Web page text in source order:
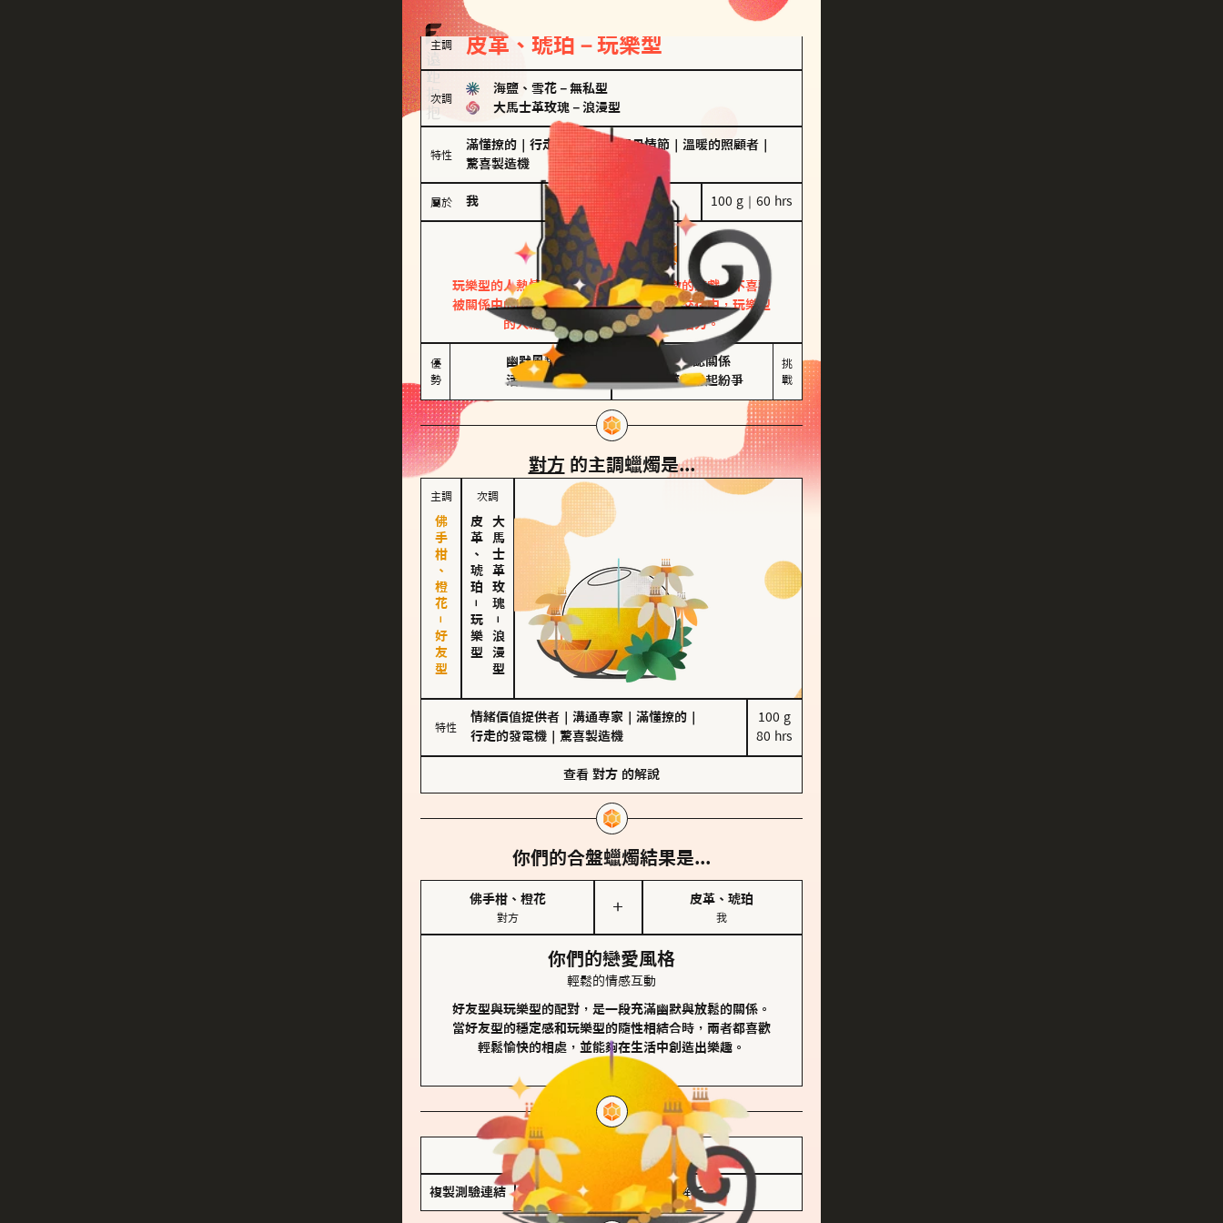
主調 皮革、琥珀－玩樂型
次調
海鹽、雪花 － 無私型
大馬士革玫瑰 － 浪漫型
特性
滿懂撩的 行走的發電機 ｜ 聖母情節 溫暖的照顧者
驚喜製造機
屬於 我 100 g｜60 hrs
玩樂型
皮革、琥珀
玩樂型的人熱情洋溢，視戀愛為一場刺激的遊戲，不喜歡
被關係中的限制綑綁。無論是約會中還是交往中，玩樂型
的人總能帶來樂趣，讓關係充滿活力。
優
勢
幽默風趣
活在當下
害怕確認關係
桃花較多易起紛爭
挑
戰
對方 的主調蠟燭是...
主調
佛手柑、橙花－好友型
次調
皮革、琥珀
－
玩樂型
大馬士革玫瑰
－
浪漫型
特性
情緒價值提供者 溝通專家 滿懂撩的
行走的發電機
驚喜製造機
100 g
80 hrs
查看 對方 的解說
你們的合盤蠟燭結果是...
佛手柑、橙花
對方
＋
皮革、琥珀
我
你們的戀愛風格
輕鬆的情感互動
好友型與玩樂型的配對，是一段充滿幽默與放鬆的關係。
當好友型的穩定感和玩樂型的隨性相結合時，兩者都喜歡
輕鬆愉快的相處，並能夠在生活中創造出樂趣。
儲存我的結果圖
複製測驗連結 查看香氛類型全解析 >>>